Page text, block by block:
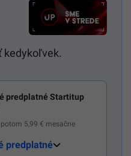
kedykoľvek.
predplatné Startitup
5,99 € mesačne
predplatné